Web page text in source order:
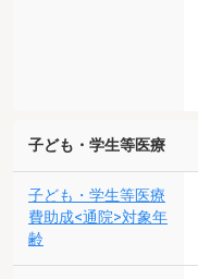
子ども・学生等医療
子ども・学生等医療
費助成<通院>対象年
齢